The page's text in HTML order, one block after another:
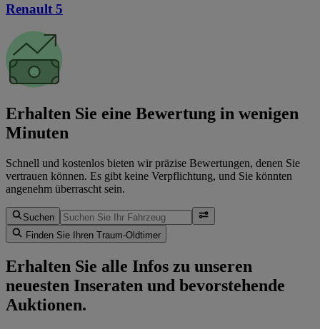
Renault 5
Erhalten Sie eine Bewertung in wenigen
Minuten
Schnell und kostenlos bieten wir präzise Bewertungen, denen Sie
vertrauen können. Es gibt keine Verpflichtung, und Sie könnten
angenehm überrascht sein.
Suchen
Finden Sie Ihren Traum-Oldtimer
Erhalten Sie alle Infos zu unseren
neuesten Inseraten und bevorstehende
Auktionen.